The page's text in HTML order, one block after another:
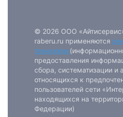
Вход по коду
© 2026 ООО
raberu.ru применяются
технологии
предоставления
сбора, систематизации и
относящихся к
пользователей сети
находящихся на
Федерации)